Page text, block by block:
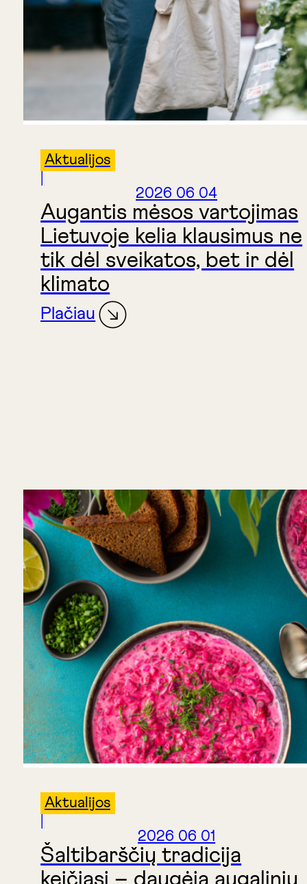
Aktualijos
2026 06 04
Augantis mėsos vartojimas
Lietuvoje kelia klausimus ne
tik dėl sveikatos, bet ir dėl
klimato
Plačiau
Aktualijos
2026 06 01
Šaltibarščių tradicija